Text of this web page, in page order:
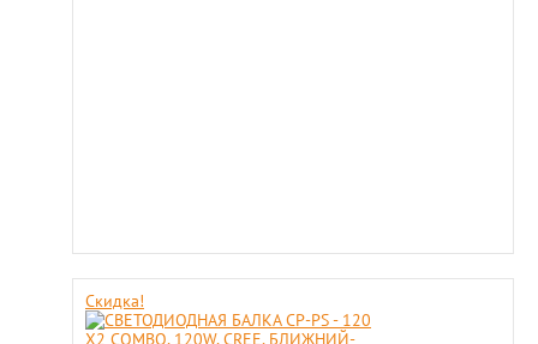
Скидка!